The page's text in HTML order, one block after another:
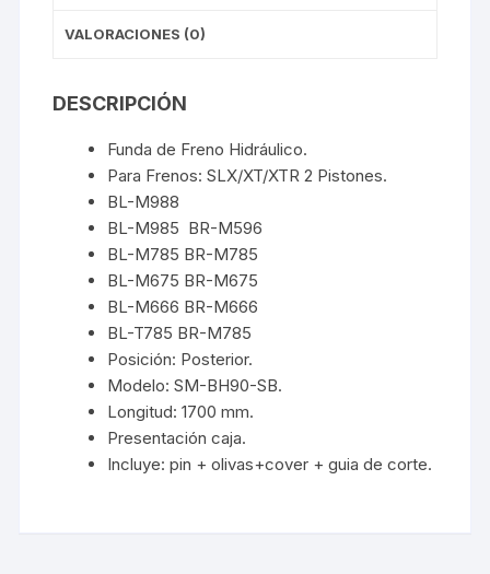
VALORACIONES (0)
DESCRIPCIÓN
Funda de Freno Hidráulico.
Para Frenos: SLX/XT/XTR 2 Pistones.
BL-M988
BL-M985 BR-M596
BL-M785 BR-M785
BL-M675 BR-M675
BL-M666 BR-M666
BL-T785 BR-M785
Posición: Posterior.
Modelo: SM-BH90-SB.
Longitud: 1700 mm.
Presentación caja.
Incluye: pin + olivas+cover + guia de corte.